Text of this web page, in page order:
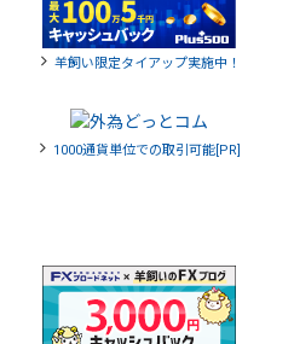
羊飼い限定タイアップ実施中！
1000通貨単位での取引可能[PR]